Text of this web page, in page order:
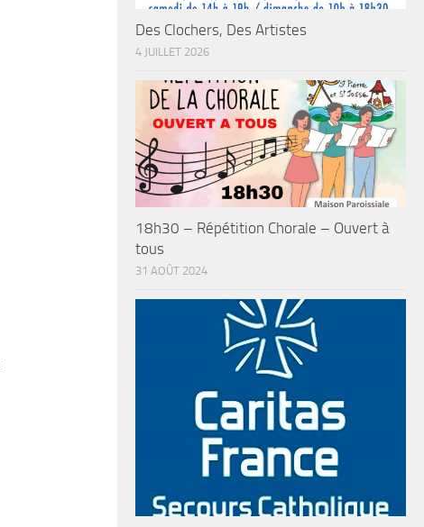
Des Clochers, Des Artistes
4 JUILLET 2026
18h30 – Répétition Chorale – Ouvert à
tous
31 AOÛT 2024